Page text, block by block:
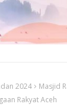
2024
Masjid
Rakyat Aceh